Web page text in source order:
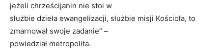
jeżeli chrześcijanin nie stoi w
służbie dzieła ewangelizacji, służbie misji Kościoła, to
zmarnował swoje zadanie” –
powiedział metropolita.